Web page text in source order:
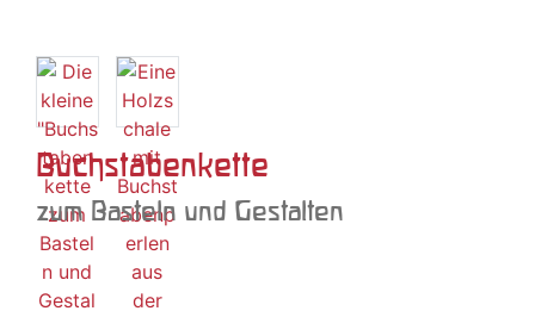
Buchstabenkette
zum Basteln und Gestalten